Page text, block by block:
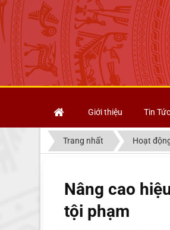
Giới thiệu
Tin
Trang nhất Hoạt
Nâng cao
tội phạm